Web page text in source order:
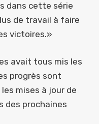
dans cette série
de travail à faire
victoires.»
avait tous mis les
progrès sont
mises à jour de
des prochaines